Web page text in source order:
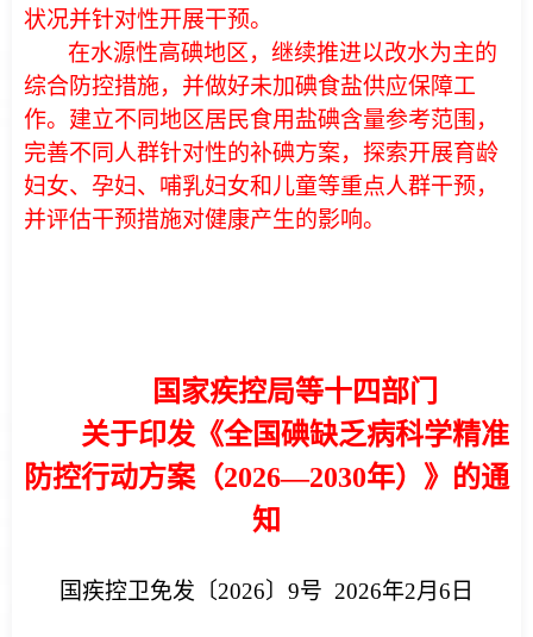
状况并针对性开展干预。
在水源性高碘地区，继续推进以改水为主的
综合防控措施，并做好未加碘食盐供应保障工
作。建立不同地区居民食用盐碘含量参考范围，
完善不同人群针对性的补碘方案，探索开展育龄
妇女、孕妇、哺乳妇女和儿童等重点人群干预，
并评估干预措施对健康产生的影响。
国家疾控局等十四部门
关于印发《全国碘缺乏病科学精准
防控行动方案（2026—2030年）》的通
知
国疾控卫免发〔2026〕9号 2026年2月6日